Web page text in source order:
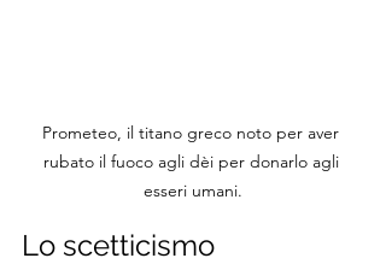
Prometeo, il titano greco noto per aver
rubato il fuoco agli dèi per donarlo agli
esseri umani.
Lo scetticismo